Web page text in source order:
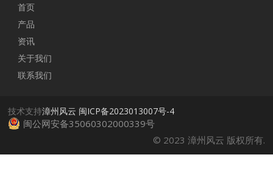
首页
产品
资讯
关于我们
联系我们
技术支持漳州风云 闽ICP备2023013007号-4
闽公网安备35060302000339号
© 2023 漳州风云 版权所有.